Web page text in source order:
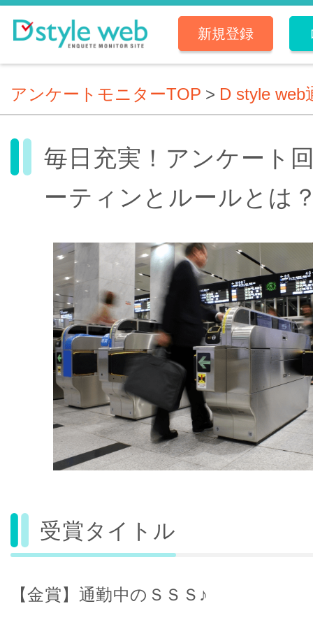
新規登録
アンケートモニターTOP > D style web
毎日充実！アンケート
ーティンとルールとは
受賞タイトル
【金賞】通勤中のＳＳＳ♪